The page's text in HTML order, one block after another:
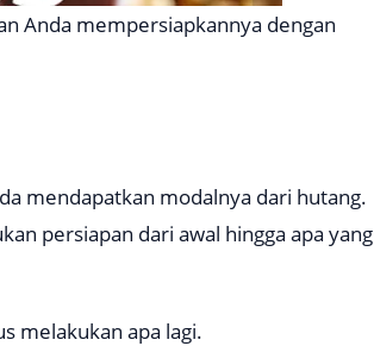
Anda mempersiapkannya dengan
mendapatkan modalnya dari hutang.
persiapan dari awal hingga apa yang
melakukan apa lagi.